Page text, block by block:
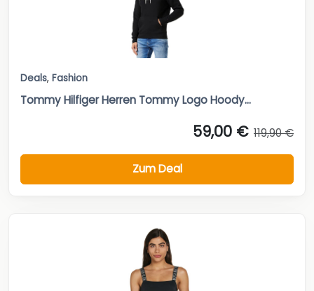
Deals, Fashion
Tommy Hilfiger Herren Tommy Logo Hoody...
59,00 € 119,90 €
Zum Deal